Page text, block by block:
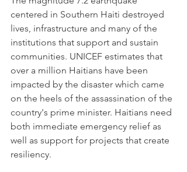
centered in Southern Haiti destroyed
lives, infrastructure and many of the
institutions that support and sustain
communities. UNICEF estimates that
over a million Haitians have been
impacted by the disaster which came
on the heels of the assassination of the
country's prime minister. Haitians need
both immediate emergency relief as
well as support for projects that create
resiliency.